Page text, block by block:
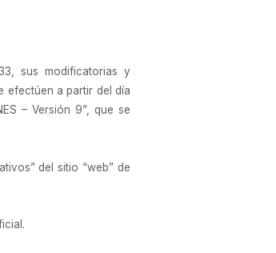
sus modificatorias y
efectúen a partir del día
– Versión 9”, que se
del sitio “web” de